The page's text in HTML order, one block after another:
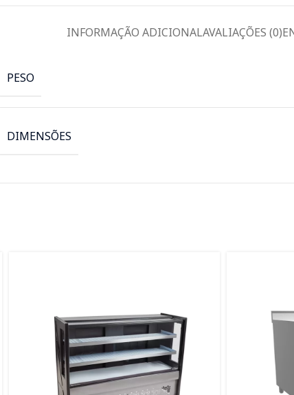
INFORMAÇÃO ADICIONALAVALIAÇÕES (0)
PESO
DIMENSÕES